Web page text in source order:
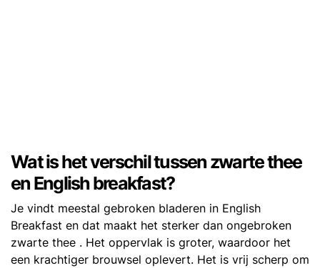
Wat is het verschil tussen zwarte thee
en English breakfast?
Je vindt meestal gebroken bladeren in English
Breakfast en dat maakt het sterker dan ongebroken
zwarte thee . Het oppervlak is groter, waardoor het
een krachtiger brouwsel oplevert. Het is vrij scherp om